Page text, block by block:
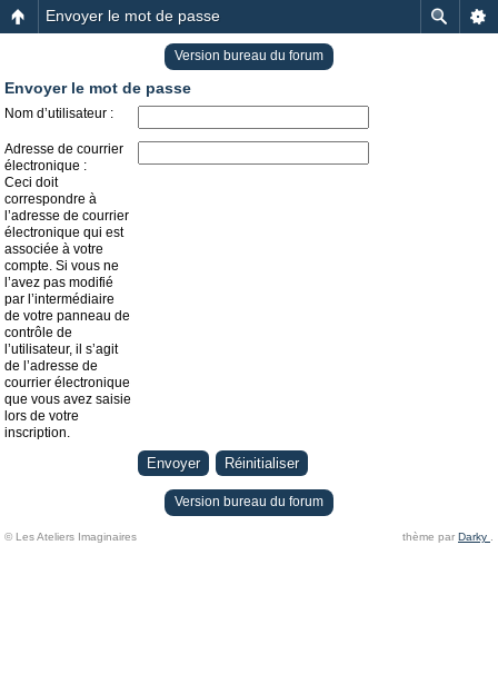
Envoyer le mot de passe
Version bureau du forum
Envoyer le mot de passe
Nom d’utilisateur :
Adresse de courrier
électronique :
Ceci doit
correspondre à
l’adresse de courrier
électronique qui est
associée à votre
compte. Si vous ne
l’avez pas modifié
par l’intermédiaire
de votre panneau de
contrôle de
l’utilisateur, il s’agit
de l’adresse de
courrier électronique
que vous avez saisie
lors de votre
inscription.
Version bureau du forum
© Les Ateliers Imaginaires thème par Darky